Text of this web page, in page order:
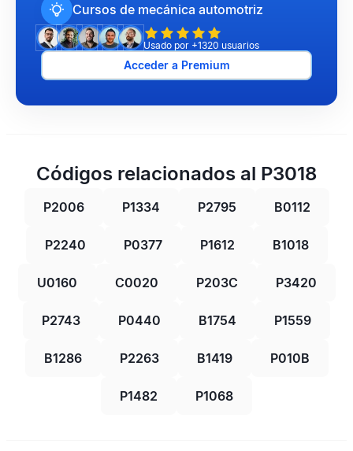
Cursos de mecánica automotriz
Usado por +1320 usuarios
Acceder a Premium
Códigos relacionados al P3018
P2006 P1334 P2795 B0112
P2240 P0377 P1612 B1018
U0160 C0020 P203C P3420
P2743 P0440 B1754 P1559
B1286 P2263 B1419 P010B
P1482 P1068